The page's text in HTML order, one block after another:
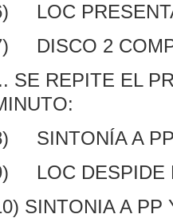
LOC
DISCO 2
SE REPITE EL
SINTONÍA A
LOC DESPIDE
SINTONIA A PP